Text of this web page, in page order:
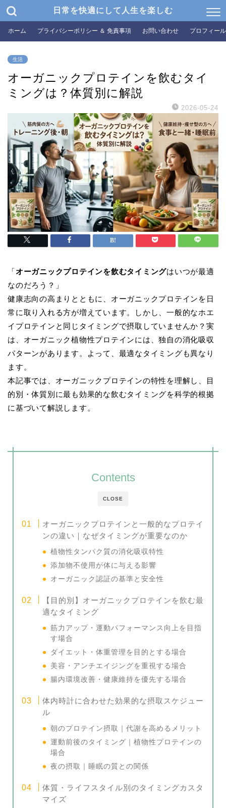
日常を快適にして人生を楽しむ
ホーム プライバシーポリシー ＆ 免責事項 お問い合わせ プロフィール
生活
オーガニックプロテインを飲むタイ
ミングは？体質別に解説
2026-05-24
「オーガニックプロテインを飲むタイミングはいつが最適
なのだろう？」
健康志向の高まりとともに、オーガニックプロテインを日
常に取り入れる方が増えています。しかし、一般的なホエ
イプロテインと同じタイミングで摂取していませんか？実
は、オーガニック植物性プロテインには、独自の消化吸収
パターンがあります。よって、最適なタイミングも異なり
ます。
本記事では、オーガニックプロテインの特性を理解し、目
的別・体質別に最も効果的な飲むタイミングを科学的根拠
に基づいて解説します。
CLOSE
Contents
オーガニックプロテインと一般的なプロテイ
ンの違い｜なぜタイミングが重要なのか
植物性タンパク質の消化吸収特性
添加物不使用が体に与える影響
オーガニック認証の基準と安全性
【目的別】オーガニックプロテインを飲む最
適なタイミング
筋力アップ・運動パフォーマンス向上を目指
す場合
ダイエット・体重管理を目的とする場合
美容・アンチエイジングを重視する場合
腸内環境改善・健康維持を優先する場合
体内時計に合わせた効果的な摂取スケジュー
ル
朝のプロテイン摂取｜代謝を高めるメリット
運動前後のタイミング｜植物性プロテインの
場合
夜の摂取｜睡眠の質との関係
体質・ライフスタイル別のタイミングカスタ
マイズ